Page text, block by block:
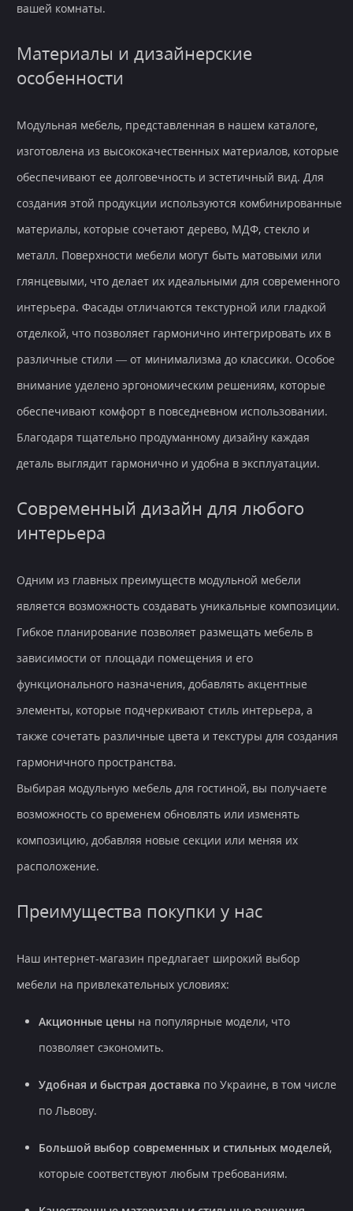
вашей комнаты.
Материалы и дизайнерские
особенности
Модульная мебель, представленная в нашем каталоге,
изготовлена из высококачественных материалов, которые
обеспечивают ее долговечность и эстетичный вид. Для
создания этой продукции используются комбинированные
материалы, которые сочетают дерево, МДФ, стекло и
металл. Поверхности мебели могут быть матовыми или
глянцевыми, что делает их идеальными для современного
интерьера. Фасады отличаются текстурной или гладкой
отделкой, что позволяет гармонично интегрировать их в
различные стили — от минимализма до классики. Особое
внимание уделено эргономическим решениям, которые
обеспечивают комфорт в повседневном использовании.
Благодаря тщательно продуманному дизайну каждая
деталь выглядит гармонично и удобна в эксплуатации.
Современный дизайн для любого
интерьера
Одним из главных преимуществ модульной мебели
является возможность создавать уникальные композиции.
Гибкое планирование позволяет размещать мебель в
зависимости от площади помещения и его
функционального назначения, добавлять акцентные
элементы, которые подчеркивают стиль интерьера, а
также сочетать различные цвета и текстуры для создания
гармоничного пространства.
Выбирая модульную мебель для гостиной, вы получаете
возможность со временем обновлять или изменять
композицию, добавляя новые секции или меняя их
расположение.
Преимущества покупки у нас
Наш интернет-магазин предлагает широкий выбор
мебели на привлекательных условиях:
Акционные цены на популярные модели, что
позволяет сэкономить.
Удобная и быстрая доставка по Украине, в том числе
по Львову.
Большой выбор современных и стильных моделей,
которые соответствуют любым требованиям.